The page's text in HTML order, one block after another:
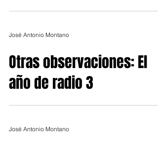
José Antonio Montano
Otras observaciones: El
año de radio 3
José Antonio Montano